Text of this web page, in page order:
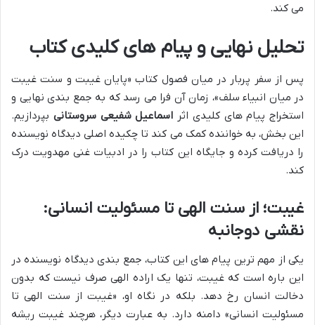
می کند.
تحلیل نهایی و پیام های کلیدی کتاب
پس از سفر پربار در میان فصول کتاب «پایان غیبت و سنت غیبت
در میان انبیاء سلف»، زمان آن فرا می رسد که به جمع بندی نهایی و
استخراج پیام های کلیدی اثر اسماعیل شفیعی سروستانی بپردازیم.
این بخش، به خواننده کمک می کند تا چکیده اصلی دیدگاه نویسنده
را دریافت کرده و جایگاه این کتاب را در ادبیات غنی مهدویت درک
کند.
غیبت؛ از سنت الهی تا مسئولیت انسانی:
نقشی دوجانبه
یکی از مهم ترین پیام های این کتاب، جمع بندی دیدگاه نویسنده در
این باره است که غیبت، تنها یک اراده الهی صرف نیست که بدون
دخالت انسان رخ دهد. بلکه در نگاه او، «غیبت از سنت الهی تا
مسئولیت انسانی» دامنه دارد. به عبارت دیگر، هرچند غیبت ریشه